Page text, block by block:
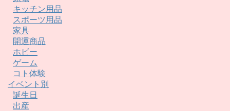
キッチン用品
スポーツ用品
家具
開運商品
ホビー
ゲーム
コト体験
イベント別
誕生日
出産